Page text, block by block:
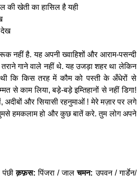
की खेती का हासिल है यही
देख
नहीं है. यह अपनी ख्वाहिशों और आराम-पसन्दी
गाने वाले नहीं थे. यह उजड़ा शहर था लेकिन
कि किस तरह में कौम को पस्ती के अँधेरों से
से काम लिया, बड़े-बड़े इम्तिहानों से नहीं डिगा!
अदीबों और सियासी रहनुमाओं ! मेरे मज़ार पर लगे
हमकलाम हो और कुछ बातें करे. तुम लोग अपने
पंछीक़फ़स: पिंजरा / जाल चमन:उपवन / गार्डेन/